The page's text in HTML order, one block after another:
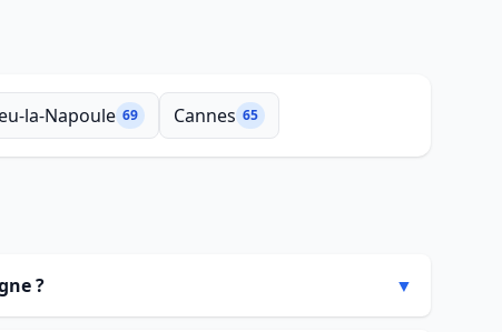
la-Napoule 69 Cannes 65
? ▼